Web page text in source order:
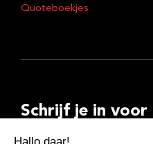
Quoteboekjes
Schrijf je in voor